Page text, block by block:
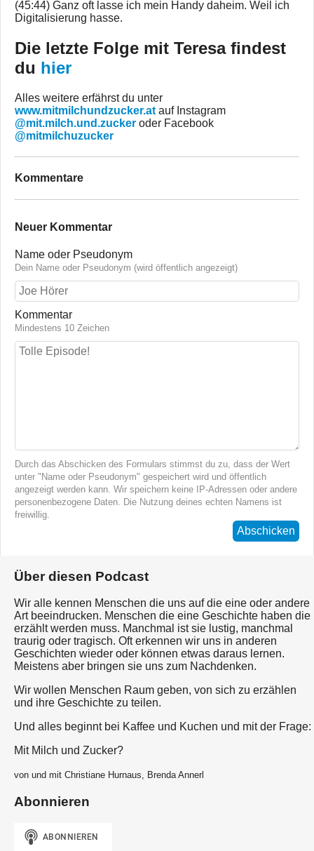
(45:44) Ganz oft lasse ich mein Handy daheim. Weil ich
Digitalisierung hasse.
Die letzte Folge mit Teresa findest
du hier
Alles weitere erfährst du unter
www.mitmilchundzucker.at auf Instagram
@mit.milch.und.zucker oder Facebook
@mitmilchuzucker
Kommentare
Neuer Kommentar
Name oder Pseudonym
Dein Name oder Pseudonym (wird öffentlich angezeigt)
Kommentar
Mindestens 10 Zeichen
Durch das Abschicken des Formulars stimmst du zu, dass der Wert
unter "Name oder Pseudonym" gespeichert wird und öffentlich
angezeigt werden kann. Wir speichern keine IP-Adressen oder andere
personenbezogene Daten. Die Nutzung deines echten Namens ist
freiwillig.
Abschicken
Über diesen Podcast
Wir alle kennen Menschen die uns auf die eine oder andere
Art beeindrucken. Menschen die eine Geschichte haben die
erzählt werden muss. Manchmal ist sie lustig, manchmal
traurig oder tragisch. Oft erkennen wir uns in anderen
Geschichten wieder oder können etwas daraus lernen.
Meistens aber bringen sie uns zum Nachdenken.
Wir wollen Menschen Raum geben, von sich zu erzählen
und ihre Geschichte zu teilen.
Und alles beginnt bei Kaffee und Kuchen und mit der Frage:
Mit Milch und Zucker?
von und mit Christiane Hurnaus, Brenda Annerl
Abonnieren